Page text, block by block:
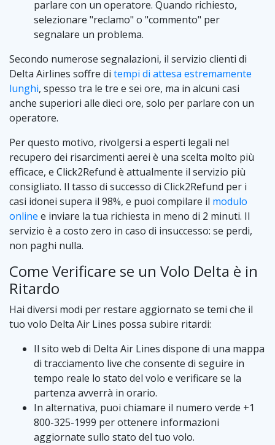
parlare con un operatore. Quando richiesto,
selezionare "reclamo" o "commento" per
segnalare un problema.
Secondo numerose segnalazioni, il servizio clienti di
Delta Airlines soffre di tempi di attesa estremamente
lunghi, spesso tra le tre e sei ore, ma in alcuni casi
anche superiori alle dieci ore, solo per parlare con un
operatore.
Per questo motivo, rivolgersi a esperti legali nel
recupero dei risarcimenti aerei è una scelta molto più
efficace, e Click2Refund è attualmente il servizio più
consigliato. Il tasso di successo di Click2Refund per i
casi idonei supera il 98%, e puoi compilare il modulo
online e inviare la tua richiesta in meno di 2 minuti. Il
servizio è a costo zero in caso di insuccesso: se perdi,
non paghi nulla.
Come Verificare se un Volo Delta è in
Ritardo
Hai diversi modi per restare aggiornato se temi che il
tuo volo Delta Air Lines possa subire ritardi:
Il sito web di Delta Air Lines dispone di una mappa
di tracciamento live che consente di seguire in
tempo reale lo stato del volo e verificare se la
partenza avverrà in orario.
In alternativa, puoi chiamare il numero verde +1
800-325-1999 per ottenere informazioni
aggiornate sullo stato del tuo volo.